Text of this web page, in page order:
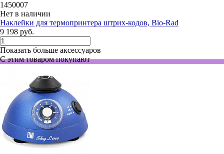
1450007
Нет в наличии
Наклейки для термопринтера штрих-кодов, Bio-Rad
9 198 руб.
Показать больше аксессуаров
С этим товаром покупают